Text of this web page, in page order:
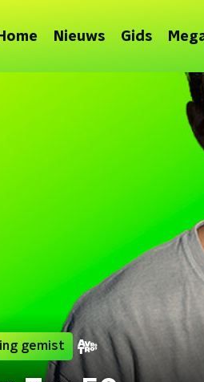
Nieuws Gids
gemist